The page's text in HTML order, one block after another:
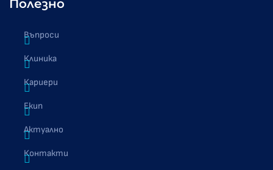
Полезно
Въпроси
Клиника
Кариери
Екип
Актуално
Контакти